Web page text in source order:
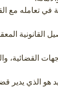
في تعامله مع
القضائية،
هو الذي